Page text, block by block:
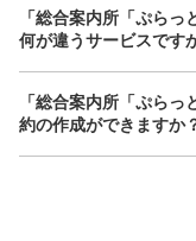
ぷらっと築地
都営地下鉄大江戸線
本日の営業時間:
ぷらっと築地に隣
口付近にあります
「総合案内所「ぷら
何が違うサービスです
「総合案内所「ぷら
約の作成ができますか